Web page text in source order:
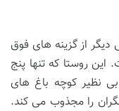
از گزینه های فوق
این روستا که تنها پنج
بی نظیر کوچه باغ های
را مجذوب می کند.